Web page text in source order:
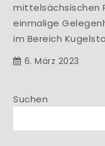
mittelsächsischen
einmalige
im Bereich
6. März 2023
Suchen